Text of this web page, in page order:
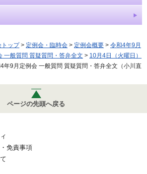
トップ> 定例会・臨時会 > 定例会概要 > 令和4年9月
一般質問 質疑質問・答弁全文 > 10月4日（火曜日）
年9月定例会 一般質問 質疑質問・答弁全文（小川直
ページの先頭へ戻る
免責事項